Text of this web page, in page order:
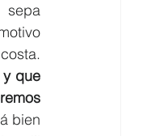
sepa
que
bien